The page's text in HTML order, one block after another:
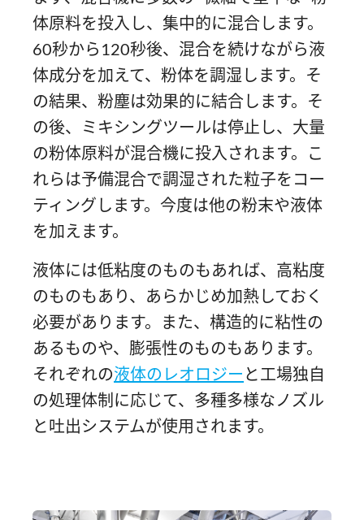
体原料を投入し、集中的に混合します。
60秒から120秒後、混合を続けながら液
体成分を加えて、粉体を調湿します。そ
の結果、粉塵は効果的に結合します。そ
の後、ミキシングツールは停止し、大量
の粉体原料が混合機に投入されます。こ
れらは予備混合で調湿された粒子をコー
ティングします。今度は他の粉末や液体
を加えます。
液体には低粘度のものもあれば、高粘度
のものもあり、あらかじめ加熱しておく
必要があります。また、構造的に粘性の
あるものや、膨張性のものもあります。
それぞれの液体のレオロジー と工場独自
の処理体制に応じて、多種多様なノズル
と吐出システムが使用されます。